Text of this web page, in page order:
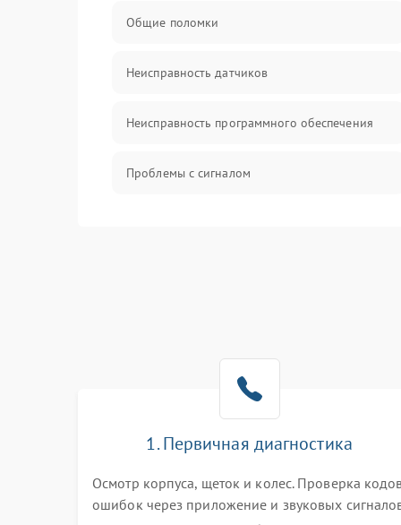
Общие поломки
Неисправность датчиков
Неисправность программного обеспечения
Проблемы с сигналом
Программные сбои
1. Первичная диагностика
Осмотр корпуса, щеток и колес. Проверка
ошибок через приложение и звуковых